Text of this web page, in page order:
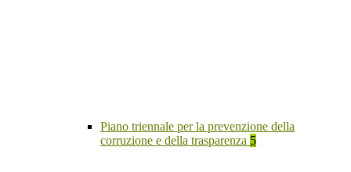
Piano triennale per la prevenzione della
corruzione e della trasparenza 5